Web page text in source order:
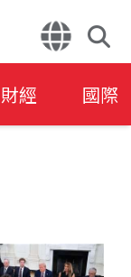
財經 國際